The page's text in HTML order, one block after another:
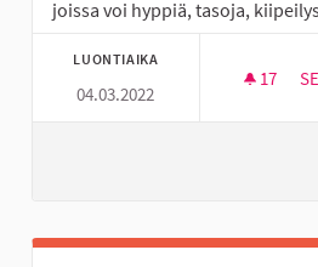
joissa voi hyppiä, tasoja,
LUONTIAIKA
04.03.2022
17 17